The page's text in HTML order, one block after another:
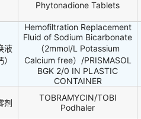
Phytonadione Tablets
液
Hemofiltration Replacement
Fluid of Sodium Bicarbonate
（2mmol/L Potassium
Calcium free）/PRISMASOL
BGK 2/0 IN PLASTIC
CONTAINER
剂
TOBRAMYCIN/TOBI
Podhaler